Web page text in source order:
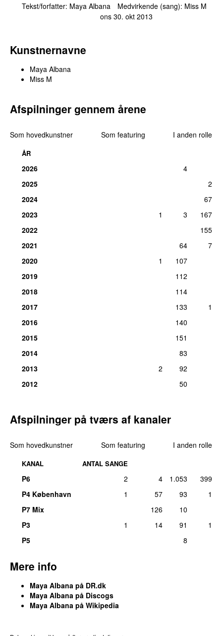
ons 30. okt 2013
Tekst/forfatter: Maya Albana Medvirkende (sang): Miss M
Kunstnernavne
Maya Albana
Miss M
Afspilninger gennem årene
Som hovedkunstner Som featuring I anden rolle
ÅR
2026
4
2025
2
2024
67
2023
1 3
167
2022
155
2021
64
7
2020
1
107
2019
112
2018
114
2017
133
1
2016
140
2015
151
2014
83
2013
2
92
2012
50
Afspilninger på tværs af kanaler
Som hovedkunstner Som featuring I anden rolle
KANAL ANTAL SANGE
P6 2 4 1.053
399
P4 København
1 57 93
1
P7 Mix
126
10
P3
1 14 91
1
P5
8
Mere info
Maya Albana på DR.dk
Maya Albana på Discogs
Maya Albana på Wikipedia